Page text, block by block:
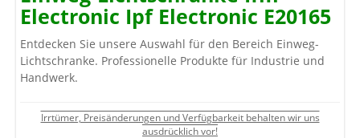
Electronic Ipf Electronic E20165
Entdecken Sie unsere Auswahl für den Bereich Einweg-
Lichtschranke. Professionelle Produkte für Industrie und
Handwerk.
Irrtümer, Preisänderungen und Verfügbarkeit behalten wir uns
ausdrücklich vor!